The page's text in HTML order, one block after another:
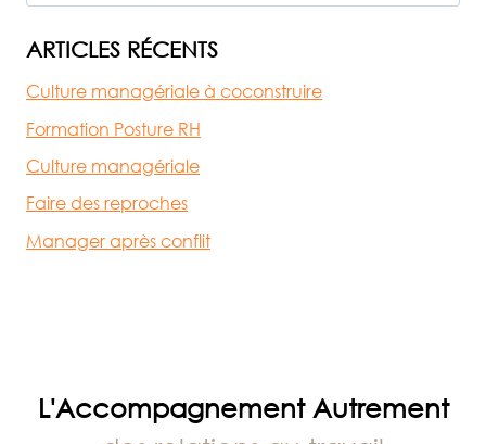
ARTICLES RÉCENTS
Culture managériale à coconstruire
Formation Posture RH
Culture managériale
Faire des reproches
Manager après conflit
L'Accompagnement Autrement